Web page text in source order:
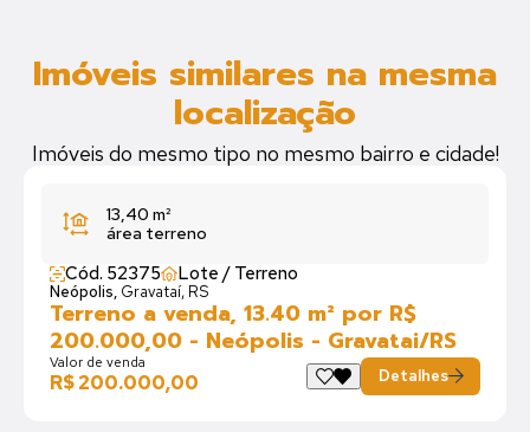
Imóveis similares na mesma
localização
Imóveis do mesmo tipo no mesmo bairro e cidade!
13,40 m²
área terreno
Cód. 52375 Lote / Terreno
Neópolis, Gravataí, RS
Terreno a venda, 13.40 m² por R$
200.000,00 - Neópolis - Gravatai/RS
Valor de venda
R$ 200.000,00 Detalhes